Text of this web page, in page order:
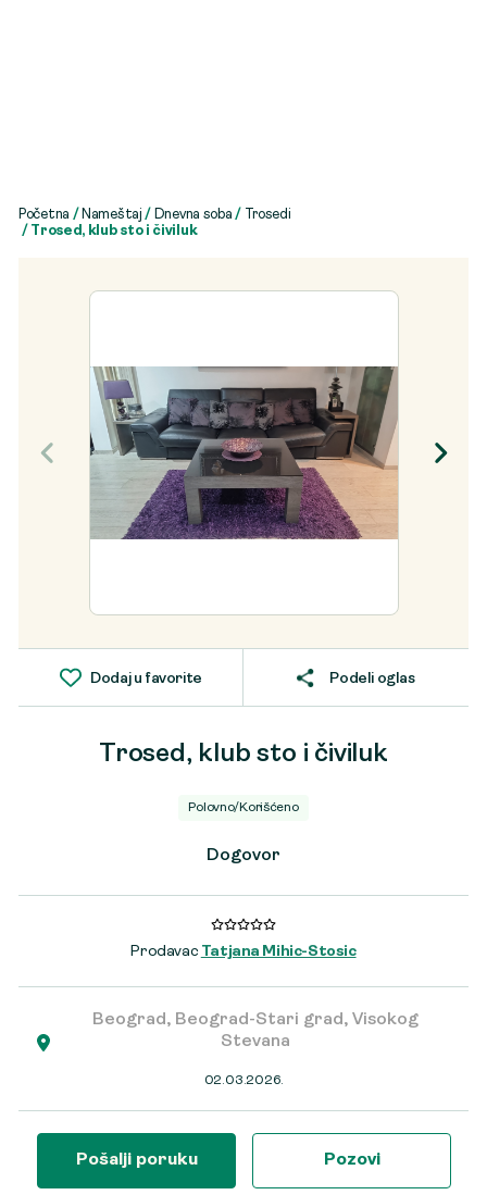
Početna / Nameštaj / Dnevna soba /
Trosedi
/ Trosed, klub sto i čiviluk
Dodaj u favorite Podeli oglas
Trosed, klub sto i čiviluk
Polovno/Korišćeno
Dogovor
Prodavac Tatjana Mihic-Stosic
Beograd, Beograd-Stari grad, Visokog
Stevana
02.03.2026.
Pošalji poruku Pozovi